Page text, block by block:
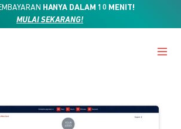
HANYA DALAM 10 MENIT!
MULAI SEKARANG!